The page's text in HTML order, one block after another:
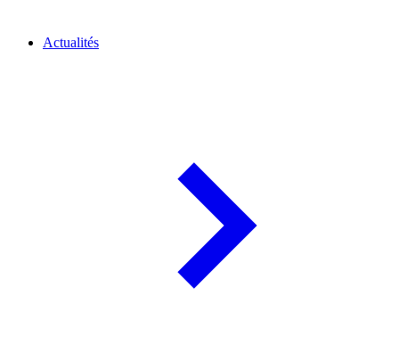
Actualités